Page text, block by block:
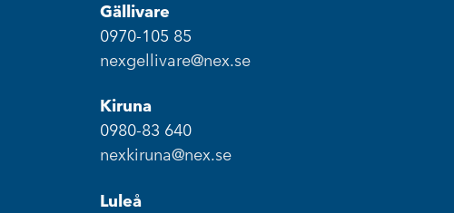
Gällivare
0970-105 85
nexgellivare@nex.se
Kiruna
0980-83 640
nexkiruna@nex.se
Luleå